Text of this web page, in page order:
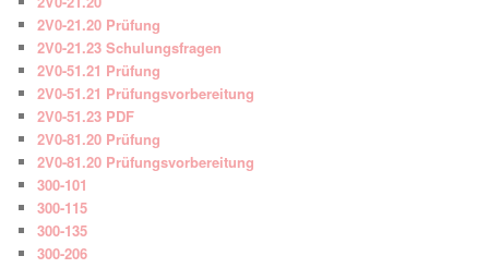
2V0-21.20 Prüfung
2V0-21.23 Schulungsfragen
2V0-51.21 Prüfung
2V0-51.21 Prüfungsvorbereitung
2V0-51.23 PDF
2V0-81.20 Prüfung
2V0-81.20 Prüfungsvorbereitung
300-101
300-115
300-135
300-206